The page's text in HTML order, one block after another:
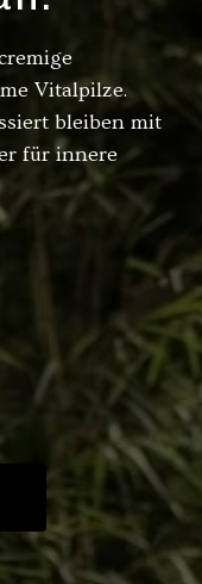
Vitalpilze.
bleiben mit
für innere